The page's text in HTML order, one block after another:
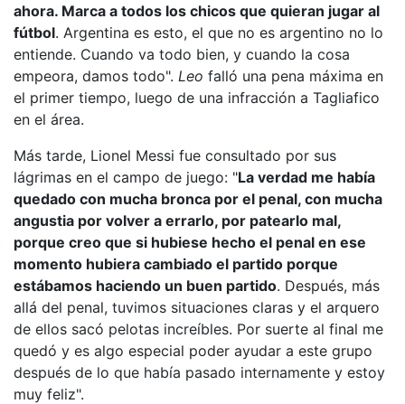
ahora. Marca a todos los chicos que quieran jugar al
fútbol. Argentina es esto, el que no es argentino no lo
entiende. Cuando va todo bien, y cuando la cosa
empeora, damos todo". Leo falló una pena máxima en
el primer tiempo, luego de una infracción a Tagliafico
en el área.
Más tarde, Lionel Messi fue consultado por sus
lágrimas en el campo de juego: "La verdad me había
quedado con mucha bronca por el penal, con mucha
angustia por volver a errarlo, por patearlo mal,
porque creo que si hubiese hecho el penal en ese
momento hubiera cambiado el partido porque
estábamos haciendo un buen partido. Después, más
allá del penal, tuvimos situaciones claras y el arquero
de ellos sacó pelotas increíbles. Por suerte al final me
quedó y es algo especial poder ayudar a este grupo
después de lo que había pasado internamente y estoy
muy feliz".